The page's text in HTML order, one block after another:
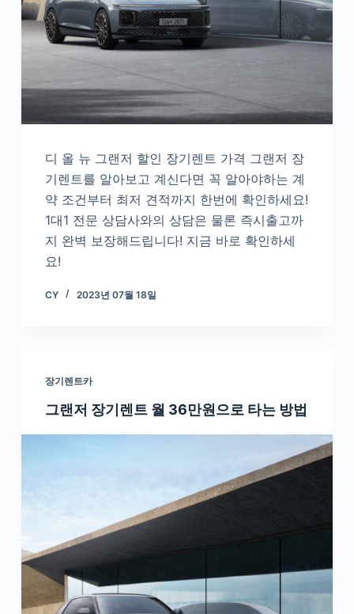
디 올 뉴 그랜저 할인 장기렌트 가격 그랜저 장
기렌트를 알아보고 계신다면 꼭 알아야하는 계
약 조건부터 최저 견적까지 한번에 확인하세요!
1대1 전문 상담사와의 상담은 물론 즉시출고까
지 완벽 보장해드립니다! 지금 바로 확인하세
요!
CY 2023년 07월 18일
장기렌트카
그랜저 장기렌트 월 36만원으로 타는 방법